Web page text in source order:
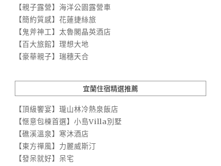
【親子露營】海洋公園露營車
【簡約質感】花蓮捷絲旅
【鬼斧神工】太魯閣晶英酒店
【百大旅館】理想大地
【豪華親子】瑞穗天合
宜蘭住宿精選推薦
【頂級饗宴】瓏山林冷熱泉飯店
【愜意包棟首選】小島Villa別墅
【礁溪溫泉】寒沐酒店
【東方禪風】力麗威斯汀
【發呆就好】呆宅